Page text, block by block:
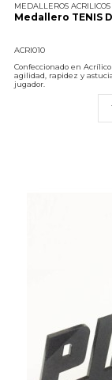
MEDALLEROS ACRILICOS
Medallero TENIS
ACRI010
Confeccionado en
agilidad, rapidez y
jugador.